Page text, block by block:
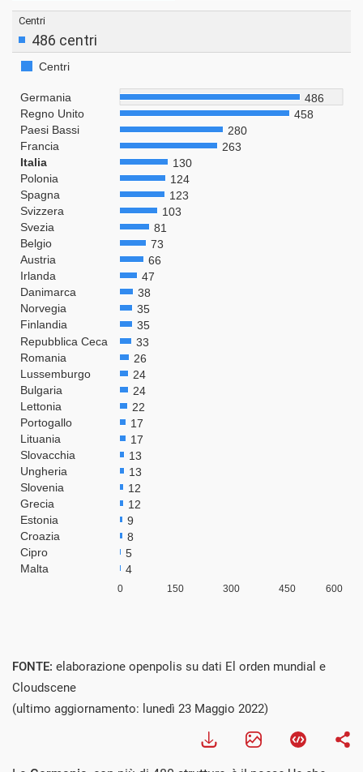
FONTE: elaborazione openpolis su dati El orden mundial e
Cloudscene
(ultimo aggiornamento: lunedì 23 Maggio 2022)